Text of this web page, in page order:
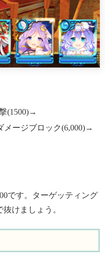
(1500)→
メージブロック(6,000)→
です。ターゲッティング
けましょう。